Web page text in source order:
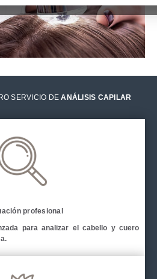
SERVICIO DEANÁLISIS CAPILAR
profesional
para analizar el cabello y cuero